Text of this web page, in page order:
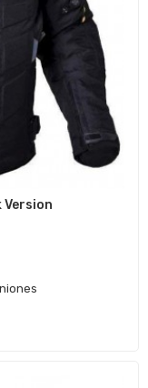
Version